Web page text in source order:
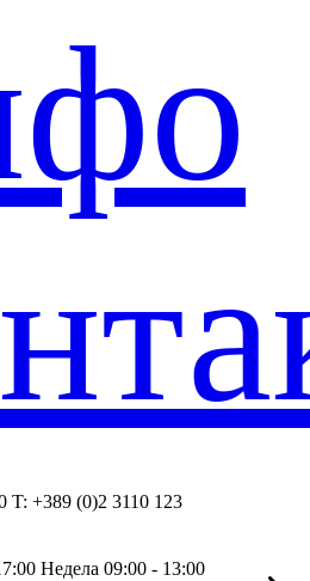
T: +389 (0)2 3110 123
Недела 09:00 - 13:00